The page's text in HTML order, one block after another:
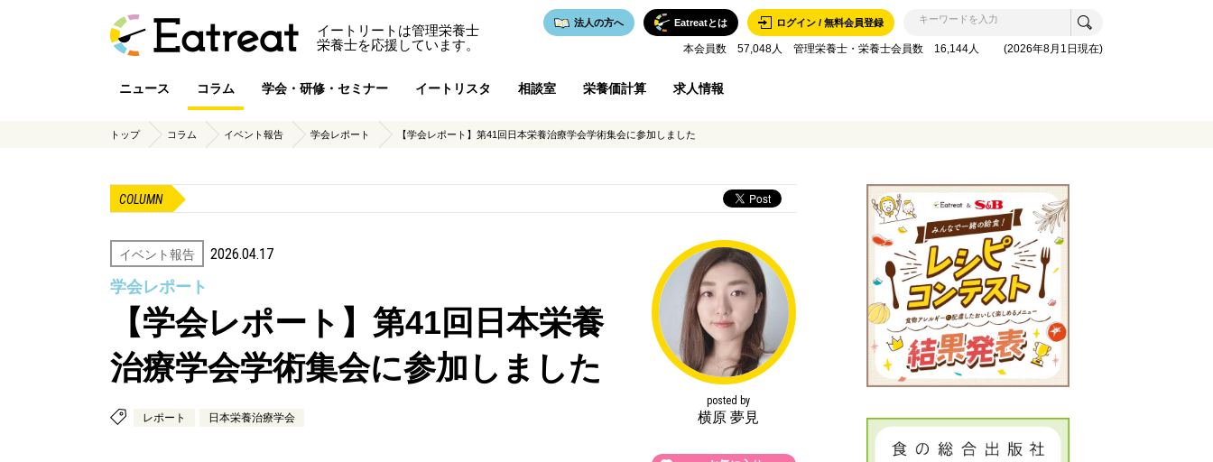
イートリートは管理栄養士
栄養士を応援しています。
ログイン / 無料会員登録
Eatreatとは
法人の方へ
本会員数 57,048人 管理栄養士・栄養士会員数 16,144人 (2026年8月1日現在)
ニュース コラム 学会・研修・セミナー イートリスタ 相談室 栄養価計算 求人情報
トップ コラム イベント報告 学会レポート 【学会レポート】第41回日本栄養治療学会学術集会に参加しました
COLUMN
イベント報告 2026.04.17
学会レポート
【学会レポート】第41回日本栄養
治療学会学術集会に参加しました
レポート 日本栄養治療学会
posted by
横原 夢見